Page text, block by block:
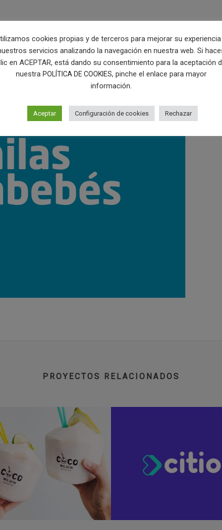
PROYECTOS RELACIONADOS
cookies propias y de terceros para mejorar su
servicios analizando la navegación en nuestra web. Si
en ACEPTAR, está dando su consentimiento para la aceptación
nuestra POLÍTICA DE COOKIES, pinche el enlace para mayor
información.
Aceptar Configuración de cookies Rechazar